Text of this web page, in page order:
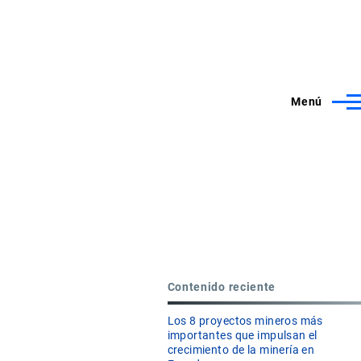
Menú
Contenido reciente
Los 8 proyectos mineros más
importantes que impulsan el
crecimiento de la minería en